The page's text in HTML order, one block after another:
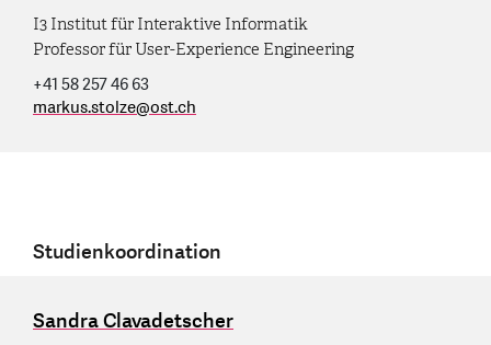
I3 Institut für Interaktive Informatik
Professor für User-Experience Engineering
+41 58 257 46 63
markus.stolze@ost.ch
Studienkoordination
Sandra Clavadetscher